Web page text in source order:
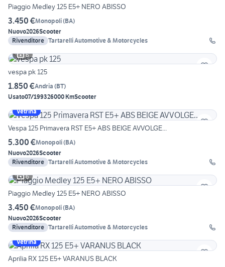
Piaggio Medley 125 E5+ NERO ABISSO
3.450 €Monopoli(BA)
Nuovo2026Scooter
Rivenditore Tartarelli Automotive & Motorcycles
6
vespa pk 125
1.850 €Andria (BT)
Usato07/199326000 KmScooter
Vetrina
Vespa 125 Primavera RST E5+ ABS BEIGE AVVOLGE...
5.300 €Monopoli(BA)
Nuovo2026Scooter
Rivenditore Tartarelli Automotive & Motorcycles
6
Piaggio Medley 125 E5+ NERO ABISSO
3.450 €Monopoli(BA)
Nuovo2026Scooter
Rivenditore Tartarelli Automotive & Motorcycles
Vetrina
Aprilia RX 125 E5+ VARANUS BLACK